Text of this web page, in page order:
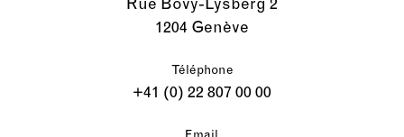
Rue Bovy-Lysberg 2
1204 Genève
Téléphone
+41 (0) 22 807 00 00